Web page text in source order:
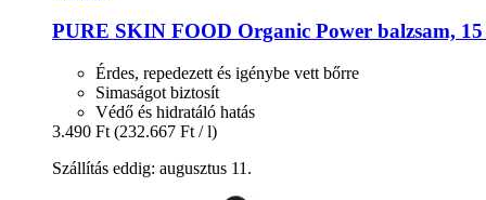
PURE SKIN FOOD Organic Power balzsam,
Érdes, repedezett és igénybe vett bőrre
Simaságot biztosít
Védő és hidratáló hatás
3.490 Ft (232.667 Ft / l)
Szállítás eddig: augusztus 11.